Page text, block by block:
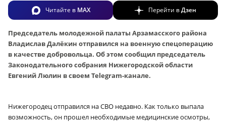
Читайте в MAX Перейти вДзен
Председатель молодежной палаты Арзамасского района
Владислав Далёкин отправился на военную спецоперацию
в качестве добровольца. Об этом сообщил председатель
Законодательного собрания Нижегородской области
Евгений Люлин в своем Telegram-канале.
Нижегородец отправился на СВО недавно. Как только выпала
возможность, он прошел необходимые медицинские осмотры,